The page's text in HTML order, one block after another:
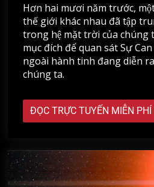
Hơn hai mươi năm trước,
thế giới khác nhau đã tập
trong hệ mặt trời của chúng
mục đích để quan sát Sự
ngoài hành tinh đang diễn
chúng ta.
ĐỌC TRỰC TUYẾN MIỄN